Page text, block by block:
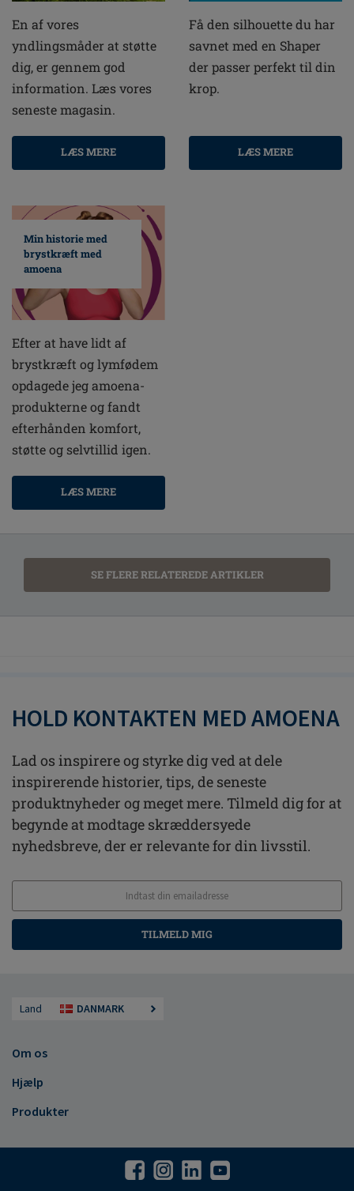
En af vores
yndlingsmåder at støtte
dig, er gennem god
information. Læs vores
seneste magasin.
LÆS MERE
Få den silhouette du har
savnet med en Shaper
der passer perfekt til din
krop.
LÆS MERE
Min historie med
brystkræft med
amoena
Efter at have lidt af
brystkræft og lymfødem
opdagede jeg amoena-
produkterne og fandt
efterhånden komfort,
støtte og selvtillid igen.
LÆS MERE
SE FLERE RELATEREDE ARTIKLER
HOLD KONTAKTEN MED AMOENA
Lad os inspirere og styrke dig ved at dele
inspirerende historier, tips, de seneste
produktnyheder og meget mere. Tilmeld dig for at
begynde at modtage skræddersyede
nyhedsbreve, der er relevante for din livsstil.
TILMELD MIG
Land DANMARK
Om os
Hjælp
Produkter